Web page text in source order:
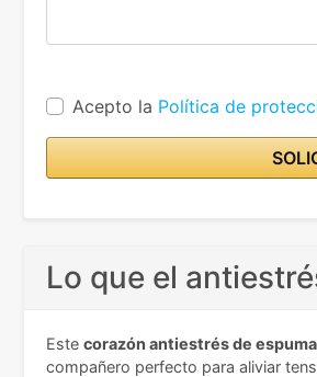
Acepto la Política de
Lo que el
Este corazón antiestrés de
compañero perfecto para aliviar